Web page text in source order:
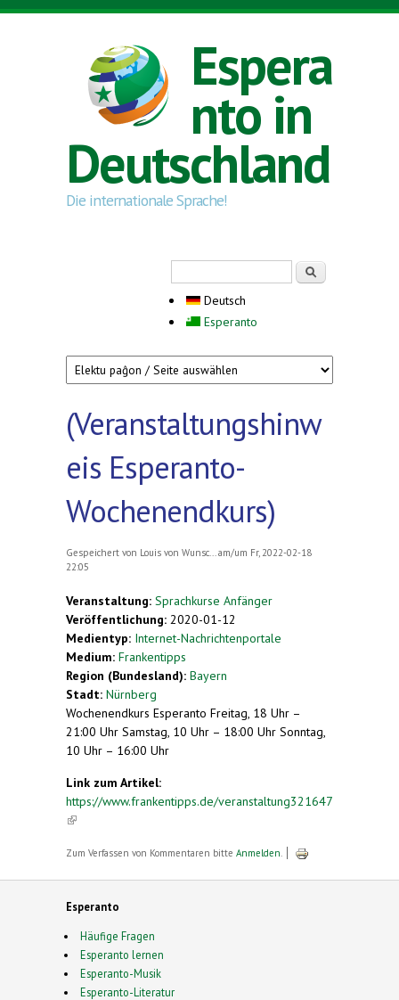
Direkt zum Inhalt
Espera
nto in
Deutschland
Die internationale Sprache!
Deutsch
Esperanto
(Veranstaltungshinw
eis Esperanto-
Wochenendkurs)
Gespeichert von Louis von Wunsc...
am/um Fr, 2022-02-18
22:05
Veranstaltung: Sprachkurse Anfänger
Veröffentlichung: 2020-01-12
Medientyp: Internet-Nachrichtenportale
Medium: Frankentipps
Region (Bundesland): Bayern
Stadt: Nürnberg
Wochenendkurs Esperanto Freitag, 18 Uhr –
21:00 Uhr Samstag, 10 Uhr – 18:00 Uhr Sonntag,
10 Uhr – 16:00 Uhr
Link zum Artikel:
https://www.frankentipps.de/veranstaltung321647
(link is external)
Zum Verfassen von Kommentaren bitte Anmelden
Esperanto
Häufige Fragen
Esperanto lernen
Esperanto-Musik
Esperanto-Literatur